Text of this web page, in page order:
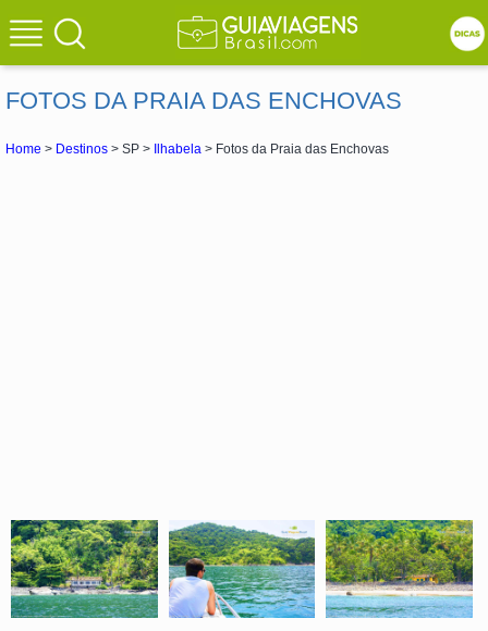
FOTOS DA PRAIA DAS ENCHOVAS
Home > Destinos > SP > Ilhabela > Fotos da Praia das Enchovas